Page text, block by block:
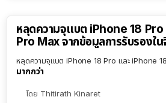
หลุดความจุแบต iPhone 18 Pro
Pro Max จากข้อมูลการรับรองใ
หลุดความจุแบต iPhone 18 Pro และ iPhone
มากกว่า
โดย Thitirath Kinaret